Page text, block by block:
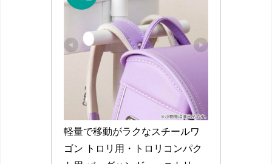
軽量で移動がラクなスチールワ
ゴン トロリ用・トロリコンパク